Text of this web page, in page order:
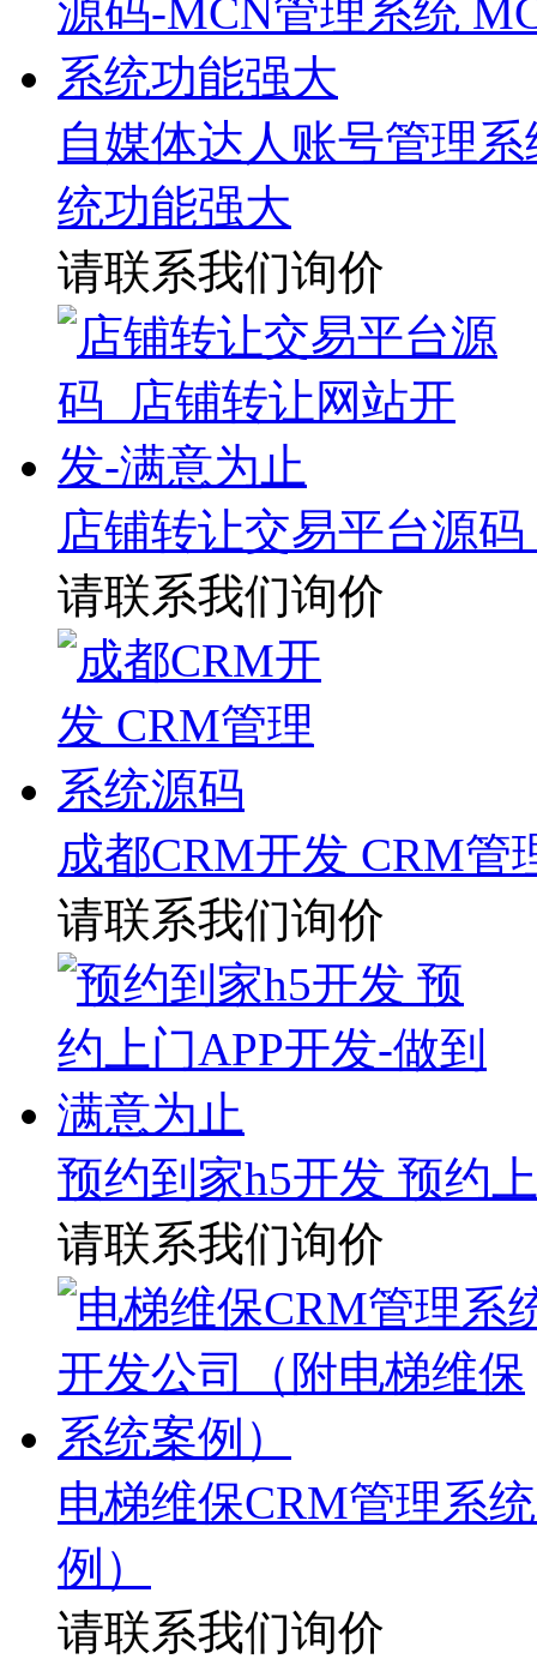
自媒体达人账号管理
统功能强大
请联系我们询价
店铺转让交易平台源
请联系我们询价
成都CRM开发 CRM管
请联系我们询价
预约到家h5开发 预约
请联系我们询价
电梯维保CRM管理系
例）
请联系我们询价